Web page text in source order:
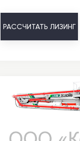
РАССЧИТАТЬ ЛИЗИНГ